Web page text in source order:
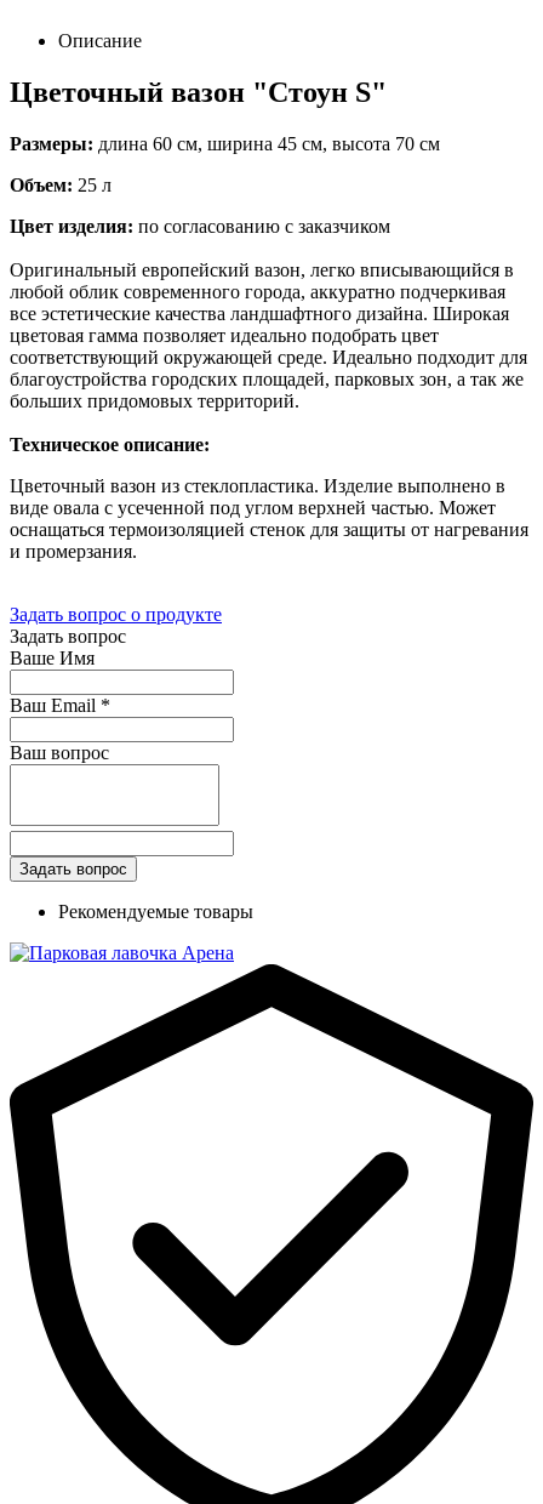
Описание
Цветочный вазон "Стоун S"
Размеры: длина 60 см, ширина 45 см, высота 70 см
Объем: 25 л
Цвет изделия: по согласованию с заказчиком
Оригинальный европейский вазон, легко вписывающийся в
любой облик современного города, аккуратно подчеркивая
все эстетические качества ландшафтного дизайна. Широкая
цветовая гамма позволяет идеально подобрать цвет
соответствующий окружающей среде. Идеально подходит для
благоустройства городских площадей, парковых зон, а так же
больших придомовых территорий.
Техническое описание:
Цветочный вазон из стеклопластика. Изделие выполнено в
виде овала с усеченной под углом верхней частью. Может
оснащаться термоизоляцией стенок для защиты от нагревания
и промерзания.
Задать вопрос о продукте
Задать вопрос
Ваше Имя
Ваш Email *
Ваш вопрос
Рекомендуемые товары